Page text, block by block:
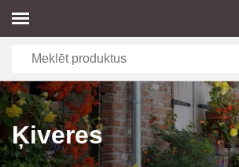
Ķiveres